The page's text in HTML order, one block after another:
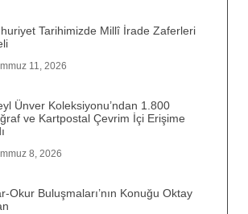
Tarihimizde Millî İrade Zaferleri
11, 2026
Ünver Koleksiyonu’ndan 1.800
ve Kartpostal Çevrim İçi Erişime
8, 2026
Okur Buluşmaları’nın Konuğu Oktay